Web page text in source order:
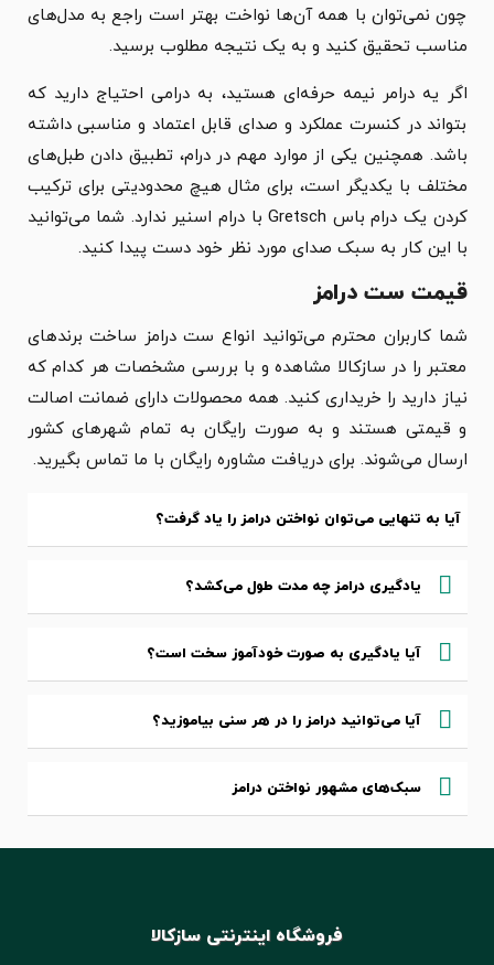
چون نمی‌توان با همه آن‌ها نواخت بهتر است راجع به مدل‌های
مناسب تحقیق کنید و به یک نتیجه مطلوب برسید.
اگر یه درامر نیمه حرفه‌ای هستید، به درامی احتیاج دارید که
بتواند در کنسرت عملکرد و صدای قابل اعتماد و مناسبی داشته
باشد. همچنین یکی از موارد مهم در درام، تطبیق دادن طبل‌های
مختلف با یکدیگر است، برای مثال هیچ محدودیتی برای ترکیب
کردن یک درام باس Gretsch با درام اسنیر ندارد. شما می‌توانید
با این کار به سبک صدای مورد نظر خود دست پیدا کنید.
قیمت ست درامز
شما کاربران محترم می‌توانید انواع ست درامز ساخت برندهای
معتبر را در سازکالا مشاهده و با بررسی مشخصات هر کدام که
نیاز دارید را خریداری کنید. همه محصولات دارای ضمانت اصالت
و قیمتی هستند و به صورت رایگان به تمام شهرهای کشور
ارسال می‌شوند. برای دریافت مشاوره رایگان با ما تماس بگیرید.
آیا به تنهایی می‌توان نواختن درامز را یاد گرفت؟
یادگیری درامز چه مدت طول می‌کشد؟
آیا یادگیری به صورت خودآموز سخت است؟
آیا می‌توانید درامز را در هر سنی بیاموزید؟
سبک‌های مشهور نواختن درامز
فروشگاه اینترنتی سازکالا